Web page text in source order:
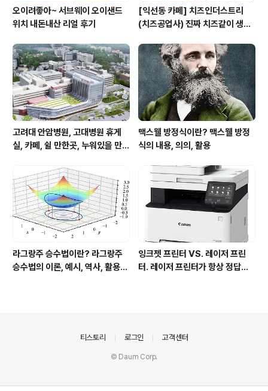
오이려좋아~ 서브웨이 오이샌드
위치 내돈내산 리얼 후기
[익선동 카페] 치즈인더스트리
(치즈공업사) 진짜 치즈같이 생긴
업시간, 위치
고려대 안암병원, 고대병원 휴게
실, 카페, 쉴 만한곳, 누워있을 만한
맥스웰 방정식이란? 맥스웰 방정
식의 내용, 의의, 활용
라그랑주 승수법이란? 라그랑주
승수법의 이론, 예시, 역사, 활용분
잉크젯 프린터 VS. 레이저 프린
터. 레이저 프린터가 항상 정답은
티스토리 로그인 고객센터
© Daum Corp.